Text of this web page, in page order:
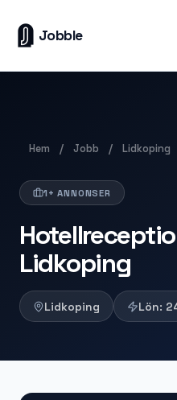
Jobble
Hem / Jobb / Lidkoping
1+ ANNONSER
Lidkoping
Lidkoping Lön: